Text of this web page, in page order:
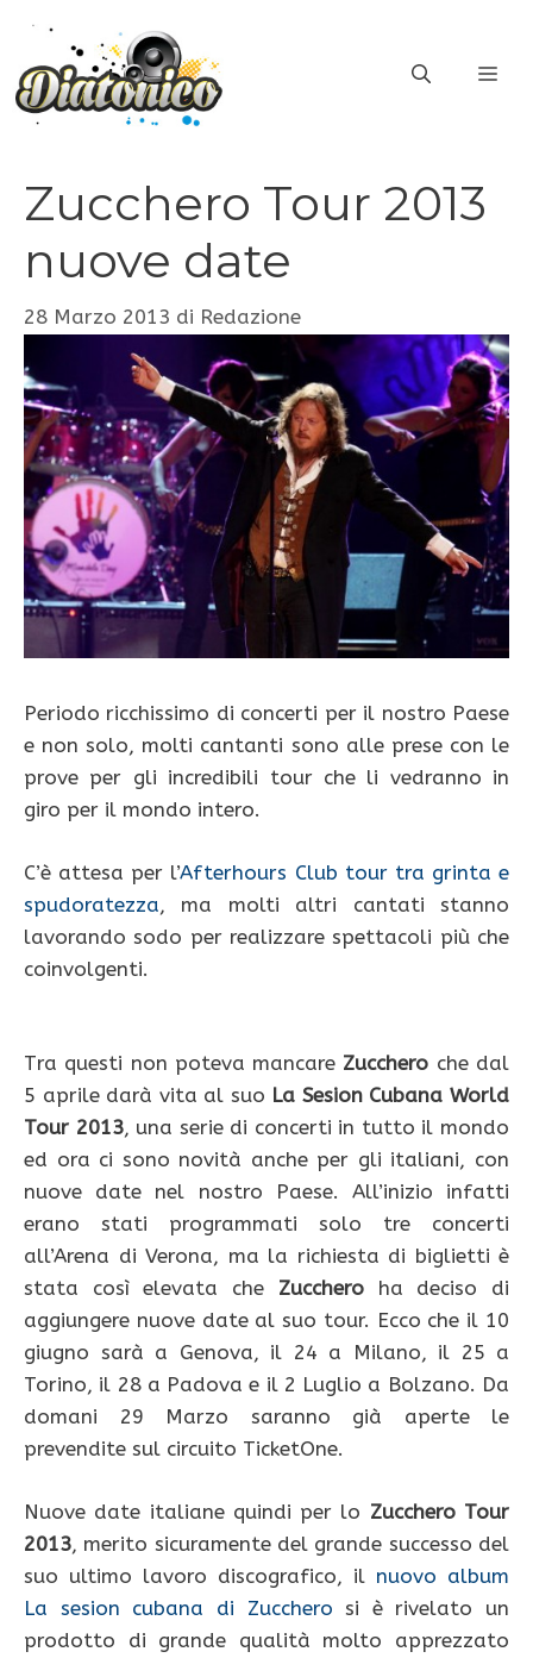
contenuto
Zucchero Tour 2013
nuove date
28 Marzo 2013 di Redazione
Periodo ricchissimo di concerti per il nostro Paese
e non solo, molti cantanti sono alle prese con le
prove per gli incredibili tour che li vedranno in
giro per il mondo intero.
C’è attesa per l’Afterhours Club tour tra grinta e
spudoratezza, ma molti altri cantati stanno
lavorando sodo per realizzare spettacoli più che
coinvolgenti.
Tra questi non poteva mancare Zucchero che dal
5 aprile darà vita al suo La Sesion Cubana World
Tour 2013, una serie di concerti in tutto il mondo
ed ora ci sono novità anche per gli italiani, con
nuove date nel nostro Paese. All’inizio infatti
erano stati programmati solo tre concerti
all’Arena di Verona, ma la richiesta di biglietti è
stata così elevata che Zuccheroha deciso di
aggiungere nuove date al suo tour. Ecco che il 10
giugno sarà a Genova, il 24 a Milano, il 25 a
Torino, il 28 a Padova e il 2 Luglio a Bolzano. Da
domani 29 Marzo saranno già aperte le
prevendite sul circuito TicketOne.
Nuove date italiane quindi per lo Zucchero Tour
2013, merito sicuramente del grande successo del
suo ultimo lavoro discografico, il nuovo album
La sesion cubana di Zucchero si è rivelato un
prodotto di grande qualità molto apprezzato